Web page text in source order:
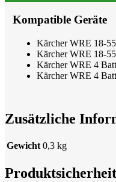
Kompatible Geräte
Kärcher WRE 18-
Kärcher WRE 18-
Kärcher WRE 4
Kärcher WRE 4
Zusätzliche
Gewicht 0,3 kg
Produktsicherheit